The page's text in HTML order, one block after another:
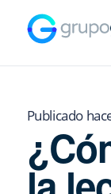
Publicado